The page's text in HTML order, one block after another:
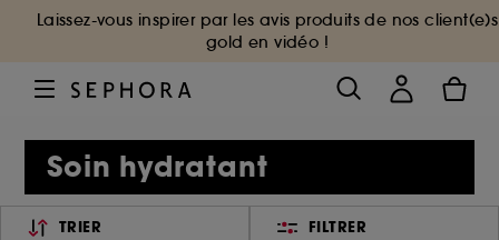
Laissez-vous inspirer par les avis produits de nos client(e)s
gold en vidéo !
Soin hydratant
TRIER FILTRER